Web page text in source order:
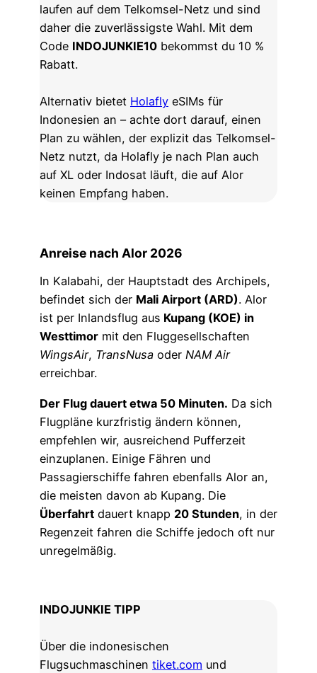
laufen auf dem Telkomsel-Netz und sind
daher die zuverlässigste Wahl. Mit dem
Code INDOJUNKIE10 bekommst du 10 %
Rabatt.
Alternativ bietet Holafly eSIMs für
Indonesien an – achte dort darauf, einen
Plan zu wählen, der explizit das Telkomsel-
Netz nutzt, da Holafly je nach Plan auch
auf XL oder Indosat läuft, die auf Alor
keinen Empfang haben.
Anreise nach Alor 2026
In Kalabahi, der Hauptstadt des Archipels,
befindet sich der Mali Airport (ARD). Alor
ist per Inlandsflug aus Kupang (KOE) in
Westtimor mit den Fluggesellschaften
WingsAir, TransNusa oder NAM Air
erreichbar.
Der Flug dauert etwa 50 Minuten. Da sich
Flugpläne kurzfristig ändern können,
empfehlen wir, ausreichend Pufferzeit
einzuplanen. Einige Fähren und
Passagierschiffe fahren ebenfalls Alor an,
die meisten davon ab Kupang. Die
Überfahrt dauert knapp 20 Stunden, in der
Regenzeit fahren die Schiffe jedoch oft nur
unregelmäßig.
INDOJUNKIE TIPP
Über die indonesischen
Flugsuchmaschinen tiket.com und